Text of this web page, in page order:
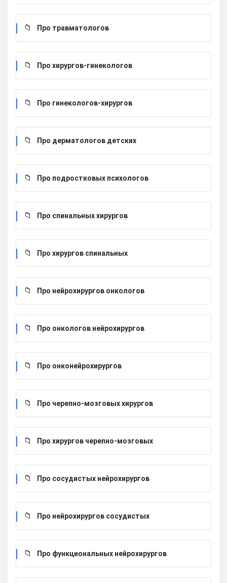
Про травматологов
Про хирургов-гинекологов
Про гинекологов-хирургов
Про дерматологов детских
Про подростковых психологов
Про спинальных хирургов
Про хирургов cпинальных
Про нейрохирургов онкологов
Про онкологов нейрохирургов
Про онконейрохирургов
Про черепно-мозговых хирургов
Про хирургов черепно-мозговых
Про сосудистых нейрохирургов
Про нейрохирургов сосудистых
Про функциональных нейрохирургов